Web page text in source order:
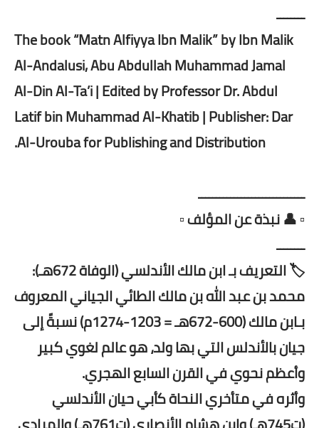
ــــــــ
The book “Matn Alfiyya Ibn Malik” by Ibn Malik
Al-Andalusi, Abu Abdullah Muhammad Jamal
Al-Din Al-Ta’i | Edited by Professor Dr. Abdul
Latif bin Muhammad Al-Khatib | Publisher: Dar
Al-Urouba for Publishing and Distribution.
ــــــــــــــــــــــــــــــ
▫️ 👤 نبذة عن المؤلف ▫️
ــــــــ
🏷️ التعريف بـ ابن مالك الأندلسي (الوفاة 672هـ):
محمد بن عبد الله بن مالك الطائي الجياني المعروف
بـابن مالك (600-672هـ = 1203-1274م) نسبةً إلى
جيان بالأندلس التي بها ولد، هو عالم لغوي كبير
وأعظم نحوي في القرن السابع الهجري.
وأثره في متأخري النحاة كأبي حيان الأندلسي